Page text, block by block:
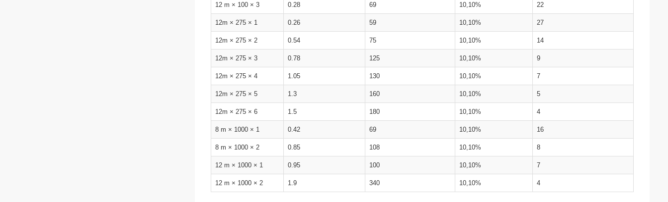
12 m × 100 × 3 0.28 69 10,10% 22
12m × 275 × 1 0.26 59 10,10% 27
12m × 275 × 2 0.54 75 10,10% 14
12m × 275 × 3 0.78 125 10,10% 9
12m × 275 × 4 1.05 130 10,10% 7
12m × 275 × 5 1.3 160 10,10% 5
12m × 275 × 6 1.5 180 10,10% 4
8 m × 1000 × 1 0.42 69 10,10% 16
8 m × 1000 × 2 0.85 108 10,10% 8
12 m × 1000 × 1 0.95 100 10,10% 7
12 m × 1000 × 2 1.9 340 10,10% 4